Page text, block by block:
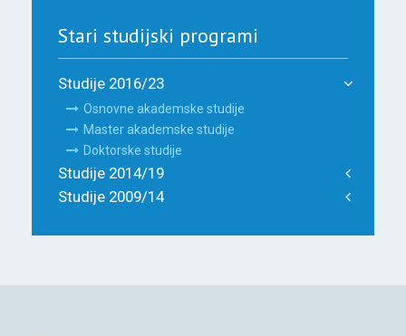
Stari studijski programi
Studije 2016/23
Osnovne akademske studije
Master akademske studije
Doktorske studije
Studije 2014/19
Studije 2009/14